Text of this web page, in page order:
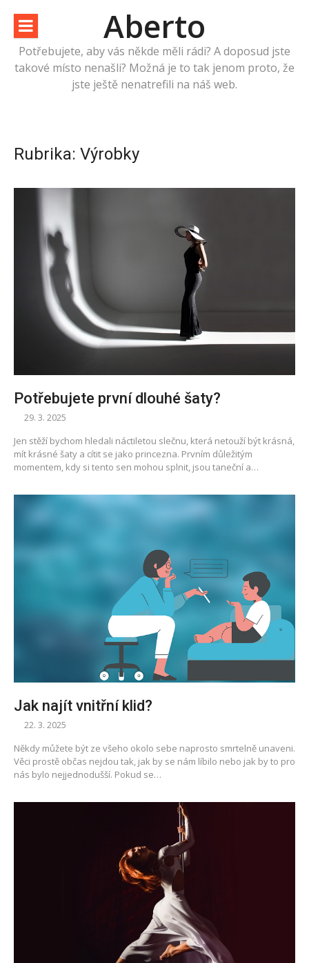
obsah
Aberto
Potřebujete, aby vás někde měli rádi? A doposud jste
takové místo nenašli? Možná je to tak jenom proto, že
jste ještě nenatrefili na náš web.
Rubrika: Výrobky
Potřebujete první dlouhé šaty?
29. 3. 2025
Jen stěží bychom hledali náctiletou slečnu, která netouží být krásná,
mít krásné šaty a cítit se jako princezna. Prvním důležitým
momentem, kdy si tento sen mohou splnit, jsou taneční a…
Jak najít vnitřní klid?
22. 3. 2025
Někdy můžete být ze všeho okolo sebe naprosto smrtelně unaveni.
Věci prostě občas nejdou tak, jak by se nám líbilo nebo jak by to pro
nás bylo nejjednodušší. Pokud se…